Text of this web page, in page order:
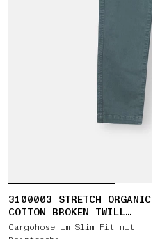
3100003 STRETCH ORGANIC
COTTON BROKEN TWILL
'OLD' EFFECT
Cargohose im Slim Fit mit